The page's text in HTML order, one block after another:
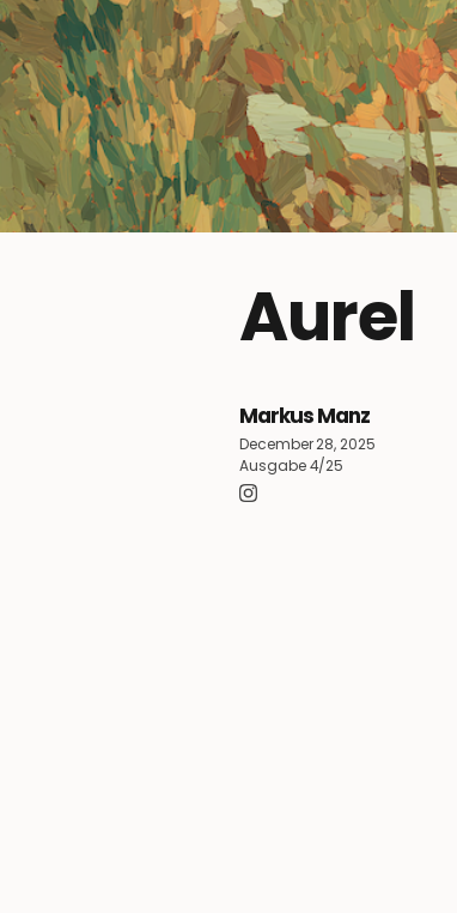
Aurel
Markus Manz
December 28, 2025
Ausgabe 4/25